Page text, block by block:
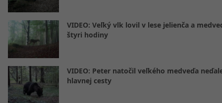
VIDEO: Veľký vlk lovil v lese jelienča a
štyri hodiny
VIDEO: Peter natočil veľkého medveďa
hlavnej cesty